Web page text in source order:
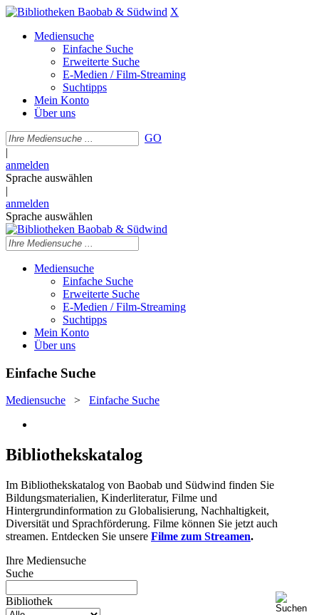
X
Mediensuche
Einfache Suche
Erweiterte Suche
E-Medien / Film-Streaming
Suchtipps
Mein Konto
Über uns
GO
|
anmelden
Sprache auswählen
|
anmelden
Sprache auswählen
Mediensuche
Einfache Suche
Erweiterte Suche
E-Medien / Film-Streaming
Suchtipps
Mein Konto
Über uns
Einfache Suche
Mediensuche > Einfache Suche
Bibliothekskatalog
Im Bibliothekskatalog von Baobab und Südwind finden Sie
Bildungsmaterialien, Kinderliteratur, Filme und
Hintergrundinformation zu Globalisierung, Nachhaltigkeit,
Diversität und Sprachförderung. Filme können Sie jetzt auch
streamen. Entdecken Sie unsere Filme zum Streamen.
Ihre Mediensuche
Suche
Bibliothek